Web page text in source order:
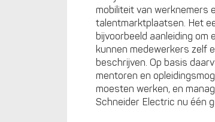
mobiliteit van werknemers
talentmarktplaatsen. Het
bijvoorbeeld aanleiding
kunnen medewerkers zelf
beschrijven. Op basis
mentoren en
moesten werken, en
Schneider Electric nu één